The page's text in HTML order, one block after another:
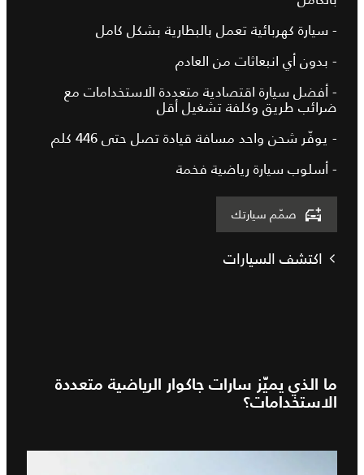
- سيارة كهربائية تعمل بالبطارية بشكل كامل
- بدون أي انبعاثات من العادم
- أفضل سيارة اقتصادية متعددة الاستخدامات مع
ضرائب طريق وكلفة تشغيل أقل
- يوفّر شحن واحد مسافة قيادة تصل حتى 446 كلم
- أسلوب سيارة رياضية فخمة
صمّم سيارتك
اكتشف السيارات
ما الذي يميّز سارات جاكوار الرياضية متعددة
الاستخدامات؟